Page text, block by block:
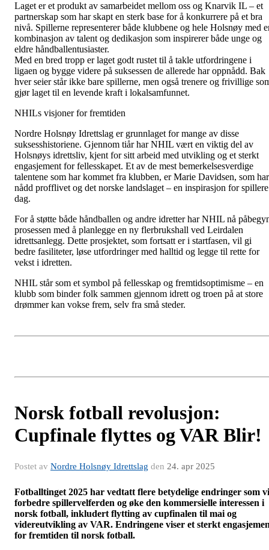
Laget er et produkt av samarbeidet mellom oss og Knarvik IL – et
partnerskap som har skapt en sterk base for å konkurrere på et bra
nivå. Spillerne representerer både klubbene og hele Holsnøy med
kombinasjon av talent og dedikasjon som inspirerer både unge og
eldre håndballentusiaster.
Med en bred tropp er laget godt rustet til å takle utfordringene i
ligaen og bygge videre på suksessen de allerede har oppnådd. Bak
hver seier står ikke bare spillerne, men også trenere og frivillige
gjør laget til en levende kraft i lokalsamfunnet.
NHILs visjoner for fremtiden
Nordre Holsnøy Idrettslag er grunnlaget for mange av disse
suksesshistoriene. Gjennom tiår har NHIL vært en viktig del av
Holsnøys idrettsliv, kjent for sitt arbeid med utvikling og et sterkt
engasjement for fellesskapet. Et av de mest bemerkelsesverdige
talentene som har kommet fra klubben, er Marie Davidsen, som har
nådd profflivet og det norske landslaget – en inspirasjon for
dag.
For å støtte både håndballen og andre idretter har NHIL nå
prosessen med å planlegge en ny flerbrukshall ved Leirdalen
idrettsanlegg. Dette prosjektet, som fortsatt er i startfasen, vil gi
bedre fasiliteter, løse utfordringer med halltid og legge til rette for
vekst i idretten.
NHIL står som et symbol på fellesskap og fremtidsoptimisme – en
klubb som binder folk sammen gjennom idrett og troen på at store
drømmer kan vokse frem, selv fra små steder.
Norsk fotball revolusjon:
Cupfinale flyttes og VAR Blir!
Postet av Nordre Holsnøy Idrettslag den 24. apr 2025
Fotballtinget 2025 har vedtatt flere betydelige endringer som
forbedre spillervelferden og øke den kommersielle interessen i
norsk fotball, inkludert flytting av cupfinalen til mai og
videreutvikling av VAR. Endringene viser et sterkt
for fremtiden til norsk fotball.